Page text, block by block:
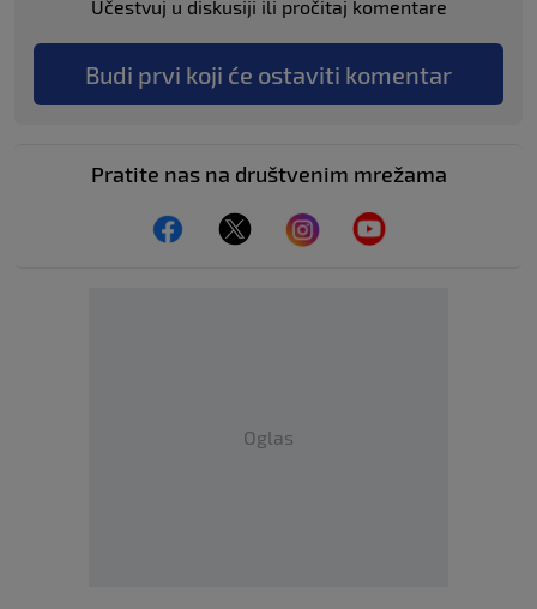
Učestvuj u diskusiji ili pročitaj komentare
Budi prvi koji će ostaviti komentar
Pratite nas na društvenim mrežama
Oglas